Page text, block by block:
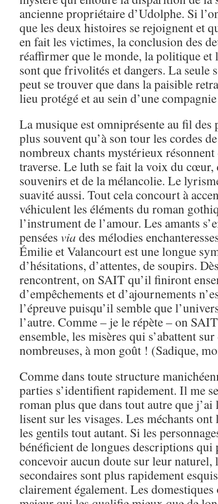
ancienne propriétaire d’Udolphe. Si
que les deux histoires se rejoignent et
en fait les victimes, la conclusion des
réaffirmer que le monde, la politique et
sont que frivolités et dangers. La seule
peut se trouver que dans la paisible
lieu protégé et au sein d’une
La musique est omniprésente au fil des
plus souvent qu’à son tour les cordes
nombreux chants mystérieux résonnent
traverse. Le luth se fait la voix du cœur,
souvenirs et de la mélancolie. Le
suavité aussi. Tout cela concourt à
véhiculent les éléments du roman
l’instrument de l’amour. Les amants
pensées via des mélodies
Émilie et Valancourt est une longue
d’hésitations, d’attentes, de soupirs.
rencontrent, on SAIT qu’il finiront
d’empêchements et d’ajournements
l’épreuve puisqu’il semble que
l’autre. Comme – je le répète – on
ensemble, les misères qui s’abattent
nombreuses, à mon goût ! (Sadique,
Comme dans toute structure
parties s’identifient rapidement. Il me
roman plus que dans tout autre que j’ai
lisent sur les visages. Les méchants
les gentils tout autant. Si les
bénéficient de longues descriptions qui
concevoir aucun doute sur leur naturel,
secondaires sont plus rapidement
clairement également. Les